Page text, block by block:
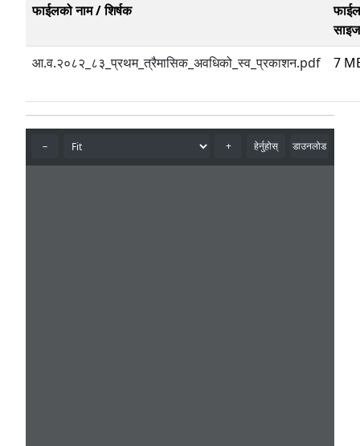
फाईलको नाम / शिर्षक
साइज
आ.व.२०८२_८३_प्रथम_त्रैमासिक_अवधिको_स्व_प्रकाशन.pdf
7